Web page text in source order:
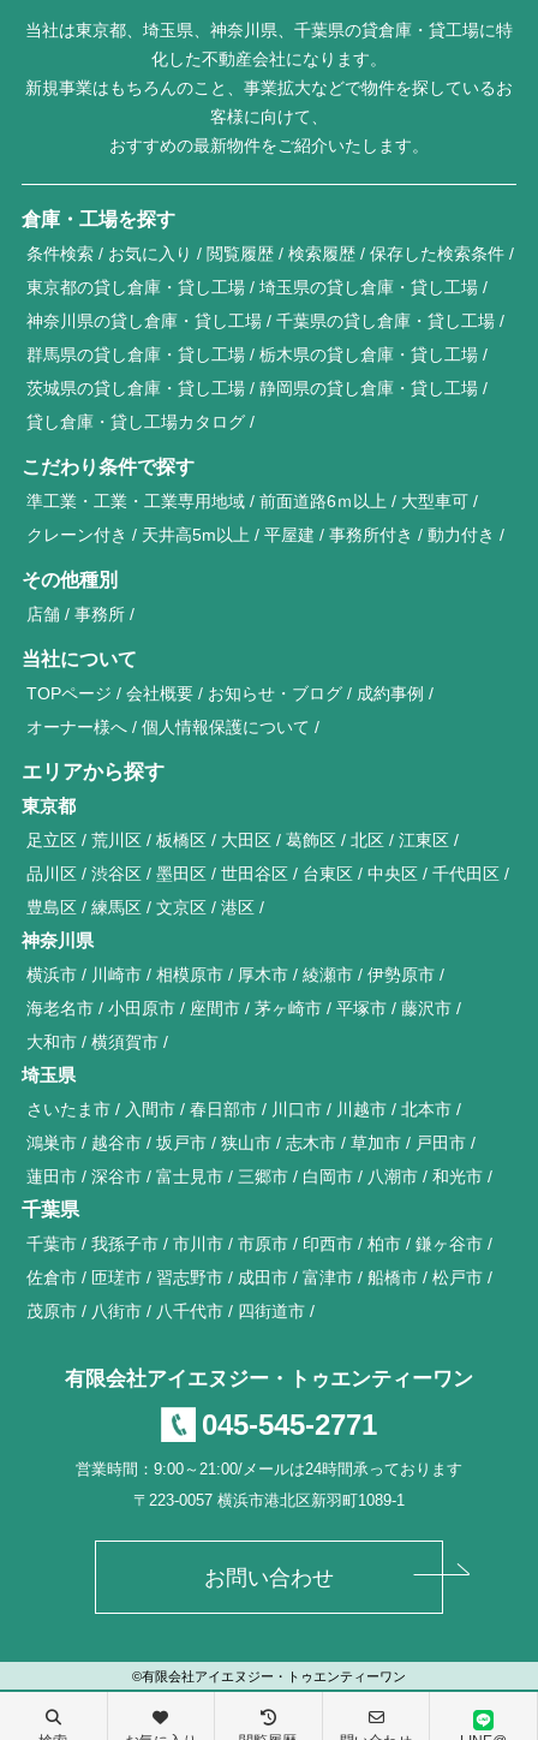
当社は東京都、埼玉県、神奈川県、千葉県の貸倉庫・貸工場に特
化した不動産会社になります。
新規事業はもちろんのこと、事業拡大などで物件を探しているお
客様に向けて、
おすすめの最新物件をご紹介いたします。
倉庫・工場を探す
条件検索 お気に入り 閲覧履歴 検索履歴
保存した検索条件
東京都の貸し倉庫・貸し工場
埼玉県の貸し倉庫・貸し工場
神奈川県の貸し倉庫・貸し工場
千葉県の貸し倉庫・貸し工場
群馬県の貸し倉庫・貸し工場
栃木県の貸し倉庫・貸し工場
茨城県の貸し倉庫・貸し工場
静岡県の貸し倉庫・貸し工場
貸し倉庫・貸し工場カタログ
こだわり条件で探す
準工業・工業・工業専用地域 前面道路6ｍ以上
大型車可
クレーン付き
天井高5m以上 平屋建 事務所付き 動力付き
その他種別
店舗 事務所
当社について
TOPページ 会社概要 お知らせ・ブログ
成約事例
オーナー様へ
個人情報保護について
エリアから探す
東京都
足立区 荒川区 板橋区 大田区 葛飾区 北区
江東区
品川区
渋谷区 墨田区 世田谷区 台東区 中央区
千代田区
豊島区
練馬区 文京区 港区
神奈川県
横浜市 川崎市 相模原市 厚木市 綾瀬市
伊勢原市
海老名市
小田原市 座間市 茅ヶ崎市 平塚市
藤沢市
大和市
横須賀市
埼玉県
さいたま市 入間市 春日部市 川口市 川越市
北本市
鴻巣市
越谷市 坂戸市 狭山市 志木市 草加市
戸田市
蓮田市
深谷市 富士見市 三郷市 白岡市 八潮市 和光市
千葉県
千葉市 我孫子市 市川市 市原市 印西市 柏市
鎌ヶ谷市
佐倉市
匝瑳市 習志野市 成田市 富津市 船橋市
松戸市
茂原市
八街市 八千代市 四街道市
有限会社アイエヌジー・トゥエンティーワン
045-545-2771
営業時間：9:00～21:00/メールは24時間承っております
〒223-0057 横浜市港北区新羽町1089-1
お問い合わせ
©有限会社アイエヌジー・トゥエンティーワン